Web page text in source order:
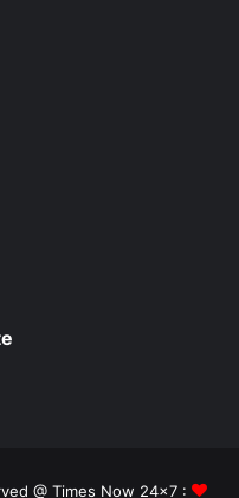
@ Times Now 24x7 :